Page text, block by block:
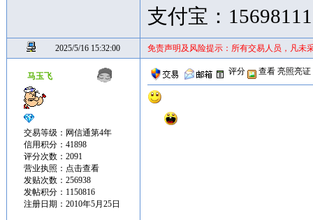
支付宝：
2025/5/16 15:32:00 免责声明及风险提示：所有交易人员，凡未
马玉飞
交易等级：网信通第4年
信用积分：41898
评分次数：2091
营业执照： 点击查看
发贴次数：256938
发帖积分：1150816
注册日期：2010年5月25日
评分 查看 亮照亮证